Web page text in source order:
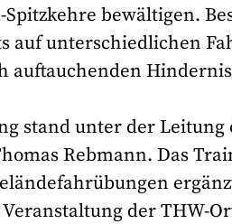
Spitzkehre bewältigen.
auf unterschiedlichen
auftauchenden
stand unter der
Rebmann. Das
der THW-